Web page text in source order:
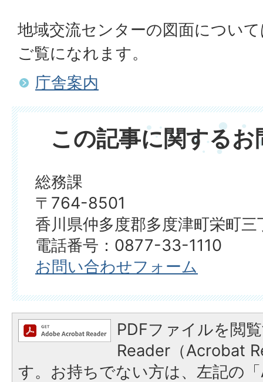
地域交流センターの図面につい
ご覧になれます。
庁舎案内
この記事に関する
総務課
〒764-8501
香川県仲多度郡多度津町栄町
電話番号：0877-33-1110
お問い合わせフォーム
PDFファイルを閲
Reader（Acrobat
す。お持ちでない方は、左記の